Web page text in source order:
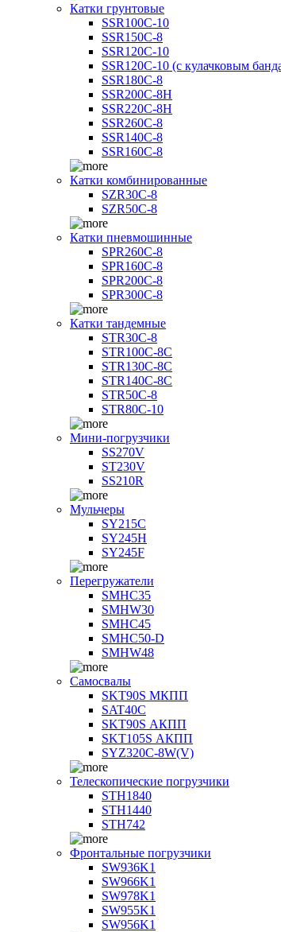
Катки грунтовые
SSR100C-10
SSR150C-8
SSR120C-10
SSR120C-10 (с кулачковым
SSR180C-8
SSR200C-8H
SSR220C-8H
SSR260C-8
SSR140C-8
SSR160C-8
Катки комбинированные
SZR30C-8
SZR50C-8
Катки пневмошинные
SPR260C-8
SPR160C-8
SPR200C-8
SPR300C-8
Катки тандемные
STR30C-8
STR100C-8С
STR130C-8С
STR140C-8С
STR50C-8
STR80C-10
Мини-погрузчики
SS270V
ST230V
SS210R
Мульчеры
SY215C
SY245H
SY245F
Перегружатели
SMHC35
SMHW30
SMHC45
SMHC50-D
SMHW48
Самосвалы
SKT90S МКПП
SAT40C
SKT90S АКПП
SKT105S АКПП
SYZ320C-8W(V)
Телескопические погрузчики
STH1840
STH1440
STH742
Фронтальные погрузчики
SW936K1
SW966K1
SW978K1
SW955K1
SW956K1